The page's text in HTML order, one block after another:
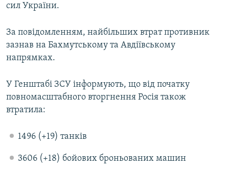
сил України.
За повідомленням, найбільших втрат противник
зазнав на Бахмутському та Авдіївському
напрямках.
У Генштабі ЗСУ інформують, що від початку
повномасштабного вторгнення Росія також
втратила:
1496 (+19) танків
3606 (+18) бойових броньованих машин